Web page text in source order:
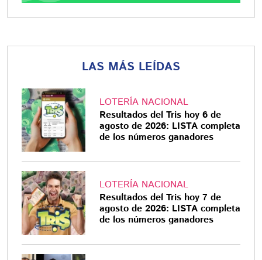
LAS MÁS LEÍDAS
LOTERÍA NACIONAL
Resultados del Tris hoy 6 de
agosto de 2026: LISTA completa
de los números ganadores
LOTERÍA NACIONAL
Resultados del Tris hoy 7 de
agosto de 2026: LISTA completa
de los números ganadores